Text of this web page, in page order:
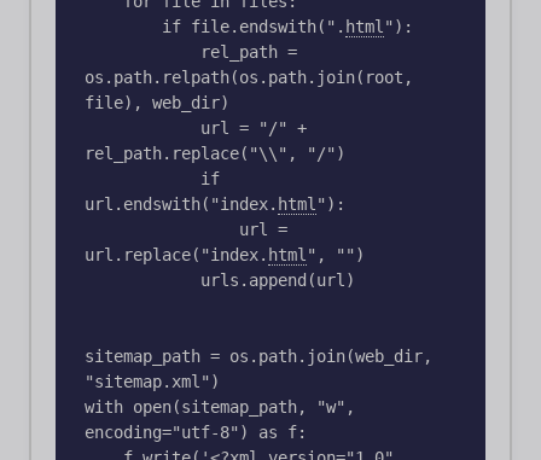
        if file.endswith("
. html " ):
os.path.relpath(os.path.join(root,
file), web_dir)
rel_path.replace("\\", "/")
url.endswith("index. html " ):
url.replace("index. html " , "")
sitemap_path = os.path.join(web_dir,
"sitemap.xml")
with open(sitemap_path, "w",
encoding="utf-8") as f: